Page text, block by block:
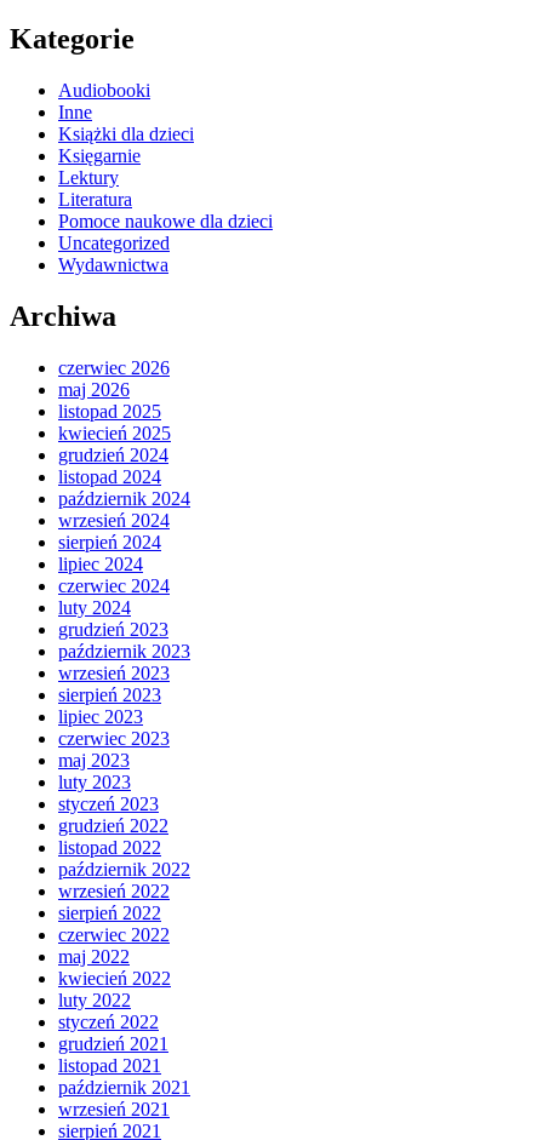
Kategorie
Audiobooki
Inne
Książki dla dzieci
Księgarnie
Lektury
Literatura
Pomoce naukowe dla dzieci
Uncategorized
Wydawnictwa
Archiwa
czerwiec 2026
maj 2026
listopad 2025
kwiecień 2025
grudzień 2024
listopad 2024
październik 2024
wrzesień 2024
sierpień 2024
lipiec 2024
czerwiec 2024
luty 2024
grudzień 2023
październik 2023
wrzesień 2023
sierpień 2023
lipiec 2023
czerwiec 2023
maj 2023
luty 2023
styczeń 2023
grudzień 2022
listopad 2022
październik 2022
wrzesień 2022
sierpień 2022
czerwiec 2022
maj 2022
kwiecień 2022
luty 2022
styczeń 2022
grudzień 2021
listopad 2021
październik 2021
wrzesień 2021
sierpień 2021